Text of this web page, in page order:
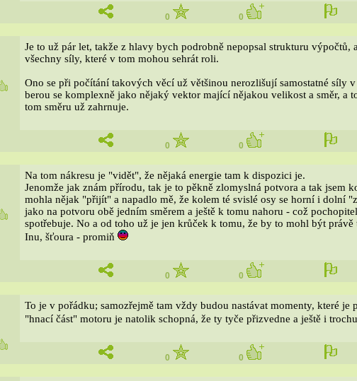
0 0
Je to už pár let, takže z hlavy bych podrobně nepopsal strukturu výpočtů,
všechny síly, které v tom mohou sehrát roli.
Ono se při počítání takových věcí už většinou nerozlišují samostatné síly
berou se komplexně jako nějaký vektor mající nějakou velikost a směr, a
tom směru už zahrnuje.
0 0
Na tom nákresu je "vidět", že nějaká energie tam k dispozici je.
Jenomže jak znám přírodu, tak je to pěkně zlomyslná potvora a tak jsem
mohla nějak "přijít" a napadlo mě, že kolem té svislé osy se horní i dolní
jako na potvoru obě jedním směrem a ještě k tomu nahoru - což
spotřebuje. No a od toho už je jen krůček k tomu, že by to mohl být právě
Inu, šťoura - promiň
0 0
To je v pořádku; samozřejmě tam vždy budou nastávat momenty, které je
"hnací část" motoru je natolik schopná, že ty tyče přizvedne a ještě i
0 0